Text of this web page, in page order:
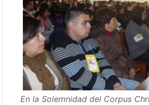
En la Solemnidad del Corpus